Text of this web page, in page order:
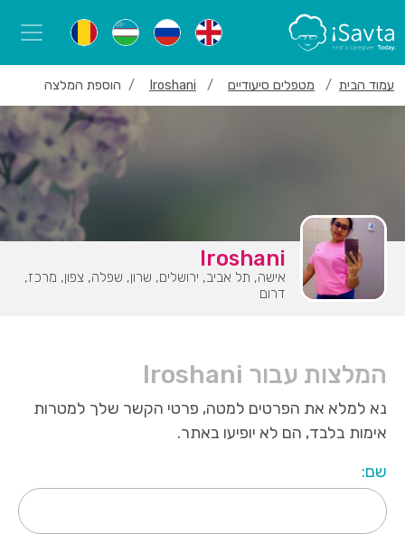
עמוד הבית מטפלים סיעודיים Iroshani הוספת המלצה
Iroshani
אישה, תל אביב, ירושלים, שרון, שפלה, צפון, מרכז,
דרום
המלצות עבור Iroshani
נא למלא את הפרטים למטה, פרטי הקשר שלך למטרות
אימות בלבד, הם לא יופיעו באתר.
שם: